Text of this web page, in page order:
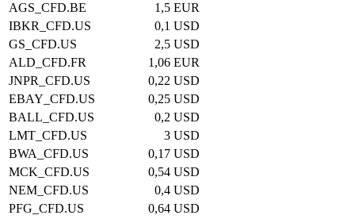
AGS_CFD.BE
1,5 EUR
IBKR_CFD.US
0,1 USD
GS_CFD.US
2,5 USD
ALD_CFD.FR
1,06 EUR
JNPR_CFD.US
0,22 USD
EBAY_CFD.US
0,25 USD
BALL_CFD.US
0,2 USD
LMT_CFD.US
3 USD
BWA_CFD.US
0,17 USD
MCK_CFD.US
0,54 USD
NEM_CFD.US
0,4 USD
PFG_CFD.US
0,64 USD